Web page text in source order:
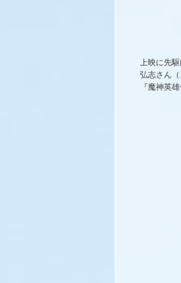
上映に先
弘志さん
『魔神英